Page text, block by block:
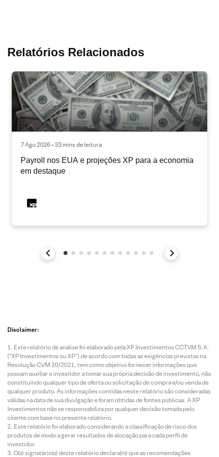
Relatórios Relacionados
7 Ago 2026 • 33 mins de leitura
Payroll nos EUA e projeções XP para a economia
em destaque
Disclaimer:
Este relatório de análise foi elaborado pela XP Investimentos CCTVM S.A.
(“XP Investimentos ou XP”) de acordo com todas as exigências previstas na
Resolução CVM 20/2021, tem como objetivo fornecer informações que
possam auxiliar o investidor a tomar sua própria decisão de investimento, não
constituindo qualquer tipo de oferta ou solicitação de compra e/ou venda de
qualquer produto. As informações contidas neste relatório são consideradas
válidas na data de sua divulgação e foram obtidas de fontes públicas. A XP
Investimentos não se responsabiliza por qualquer decisão tomada pelo
cliente com base no presente relatório.
Este relatório foi elaborado considerando a classificação de risco dos
produtos de modo a gerar resultados de alocação para cada perfil de
investidor.
O(s) signatário(s) deste relatório declara(m) que as recomendações